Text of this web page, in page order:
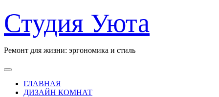
к
содержанию
Студия Уюта
Ремонт для жизни: эргономика и стиль
ГЛАВНАЯ
ДИЗАЙН КОМНАТ